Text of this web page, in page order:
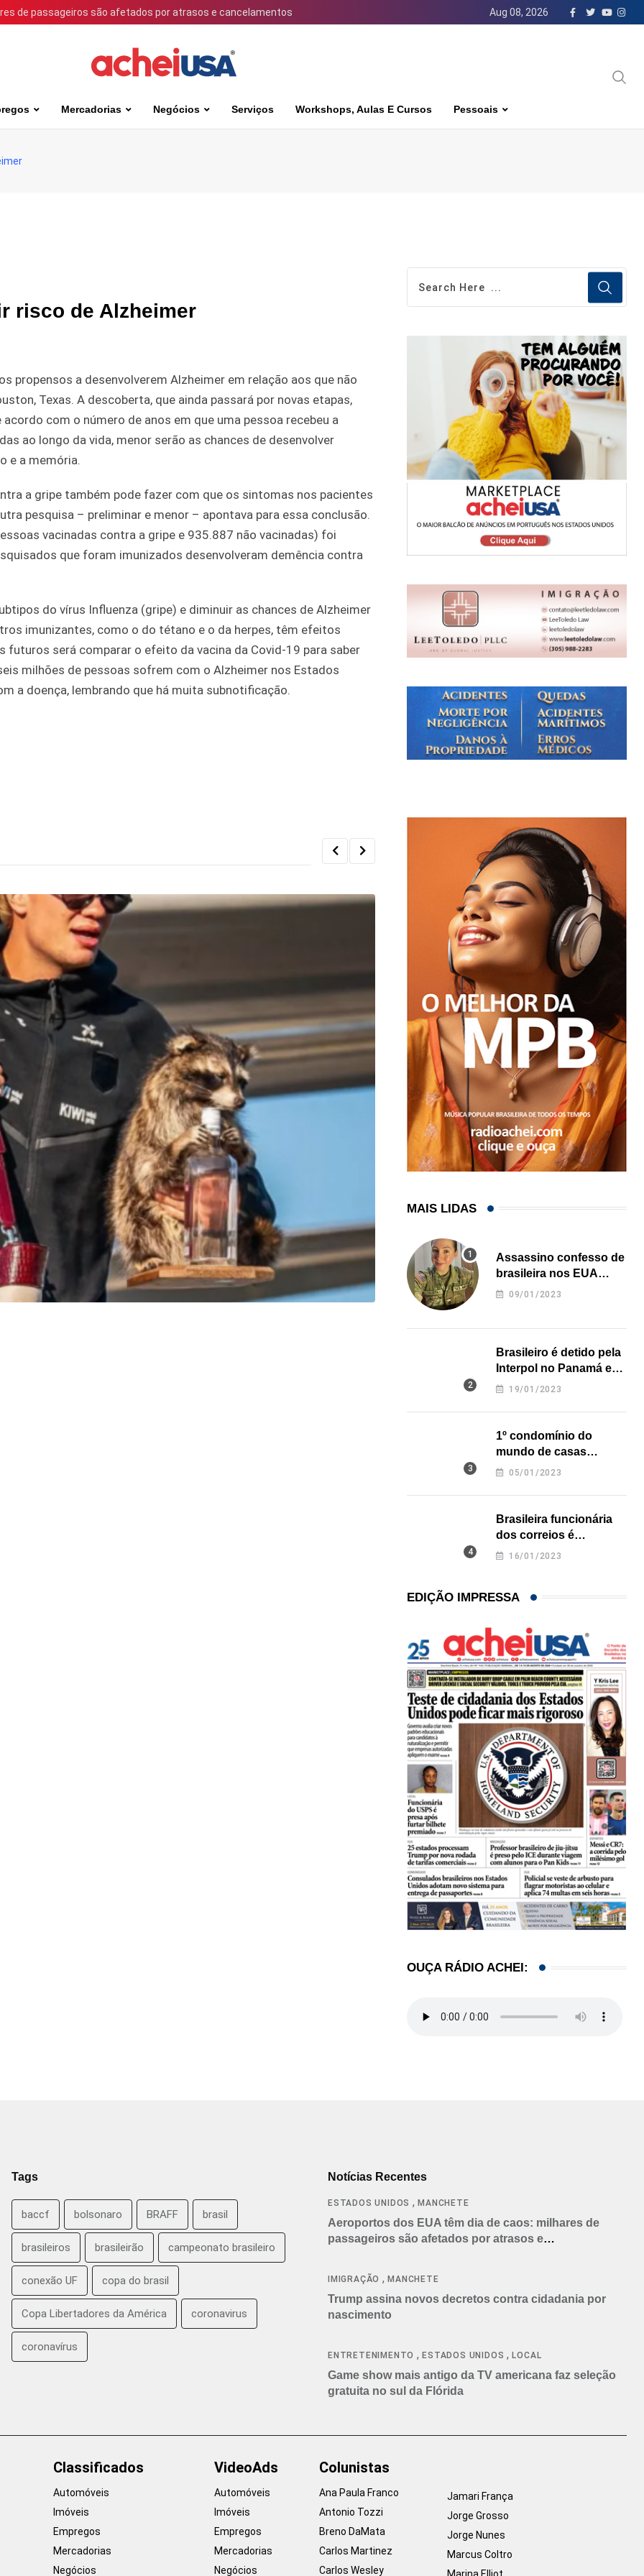
de passageiros são afetados por atrasos e cancelamentos Aug 08, 2026
Mercadorias Negócios Serviços Workshops, Aulas E Cursos Pessoais
risco de Alzheimer
propensos a desenvolverem Alzheimer em relação aos que não
Texas. A descoberta, que ainda passará por novas etapas,
com o número de anos em que uma pessoa recebeu a
ao longo da vida, menor serão as chances de desenvolver
e a memória.
a gripe também pode fazer com que os sintomas nos pacientes
pesquisa – preliminar e menor – apontava para essa conclusão.
vacinadas contra a gripe e 935.887 não vacinadas) foi
que foram imunizados desenvolveram demência contra
do vírus Influenza (gripe) e diminuir as chances de Alzheimer
imunizantes, como o do tétano e o da herpes, têm efeitos
será comparar o efeito da vacina da Covid-19 para saber
milhões de pessoas sofrem com o Alzheimer nos Estados
a doença, lembrando que há muita subnotificação.
ESTADOS UNIDOS,GERAL
Molho ranch vira febre entre turistas da Copa...
MAIS LIDAS
Assassino confesso de
brasileira nos EUA
revela onde deixou o
09/01/2023
Brasileiro é detido pela
Interpol no Panamá e
pode pegar prisão
19/01/2023
1º condomínio do
mundo de casas
impressas em 3D é
05/01/2023
Brasileira funcionária
dos correios é
assassinada a facadas
16/01/2023
EDIÇÃO IMPRESSA
OUÇA RÁDIO ACHEI:
Tags
baccf bolsonaro BRAFF brasil
brasileiros brasileirão campeonato brasileiro
conexão UF copa do brasil
Copa Libertadores da América coronavirus
coronavírus
Notícias Recentes
ESTADOS UNIDOS ,MANCHETE
Aeroportos dos EUA têm dia de caos: milhares de
passageiros são afetados por atrasos e
IMIGRAÇÃO ,MANCHETE
Trump assina novos decretos contra cidadania por
nascimento
ENTRETENIMENTO ,ESTADOS UNIDOS ,LOCAL
Game show mais antigo da TV americana faz seleção
gratuita no sul da Flórida
Classificados
Automóveis
Imóveis
Empregos
Mercadorias
Negócios
VideoAds
Automóveis
Imóveis
Empregos
Mercadorias
Negócios
Colunistas
Ana Paula Franco
Antonio Tozzi
Breno DaMata
Carlos Martinez
Carlos Wesley
Jamari França
Jorge Grosso
Jorge Nunes
Marcus Coltro